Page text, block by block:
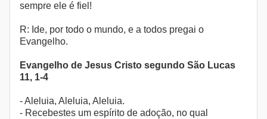
sempre ele é fiel!
R: Ide, por todo o mundo, e a todos pregai o
Evangelho.
Evangelho de Jesus Cristo segundo São Lucas
11, 1-4
- Aleluia, Aleluia, Aleluia.
- Recebestes um espírito de adoção, no qual